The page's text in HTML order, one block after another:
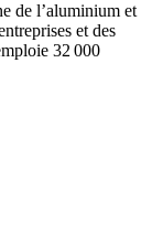
de l’aluminium et
et des
32 000